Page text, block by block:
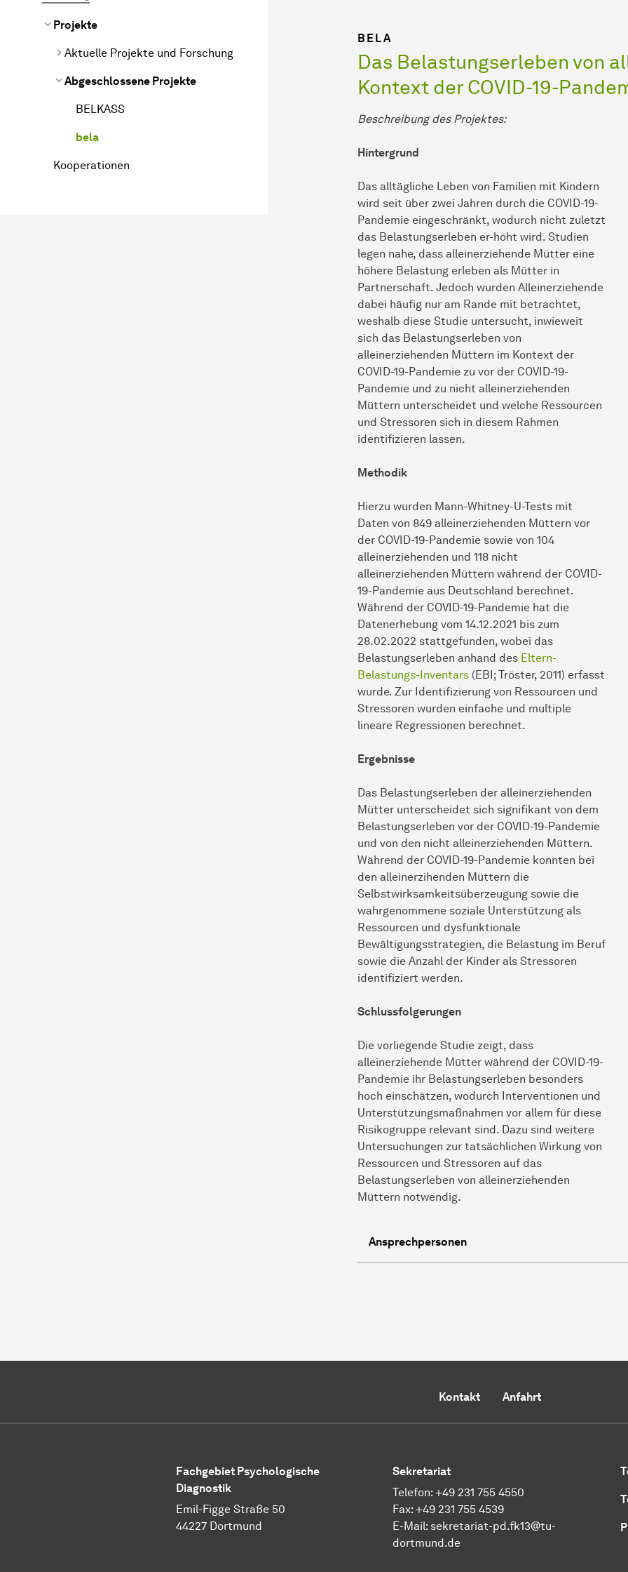
Projekte
Aktuelle Projekte und Forschung
Abgeschlossene Projekte
BELKASS
bela
Kooperationen
BELA
Das Belastungserleben von
Kontext der COVID-19-
Beschreibung des Projektes:
Hintergrund
Das alltägliche Leben von Familien mit Kindern
wird seit über zwei Jahren durch die COVID-19-
Pandemie eingeschränkt, wodurch nicht zuletzt
das Belastungserleben er-höht wird. Studien
legen nahe, dass alleinerziehende Mütter eine
höhere Belastung erleben als Mütter in
Partnerschaft. Jedoch wurden Alleinerziehende
dabei häufig nur am Rande mit betrachtet,
weshalb diese Studie untersucht, inwieweit
sich das Belastungserleben von
alleinerziehenden Müttern im Kontext der
COVID-19-Pandemie zu vor der COVID-19-
Pandemie und zu nicht alleinerziehenden
Müttern unterscheidet und welche Ressourcen
und Stressoren sich in diesem Rahmen
identifizieren lassen.
Methodik
Hierzu wurden Mann-Whitney-U-Tests mit
Daten von 849 alleinerziehenden Müttern vor
der COVID-19-Pandemie sowie von 104
alleinerziehenden und 118 nicht
alleinerziehenden Müttern während der COVID-
19-Pandemie aus Deutschland berechnet.
Während der COVID-19-Pandemie hat die
Datenerhebung vom 14.12.2021 bis zum
28.02.2022 stattgefunden, wobei das
Belastungserleben anhand des Eltern-
Belastungs-Inventars (EBI; Tröster, 2011) erfasst
wurde. Zur Identifizierung von Ressourcen und
Stressoren wurden einfache und multiple
lineare Regressionen berechnet.
Ergebnisse
Das Belastungserleben der alleinerziehenden
Mütter unterscheidet sich signifikant von dem
Belastungserleben vor der COVID-19-Pandemie
und von den nicht alleinerziehenden Müttern.
Während der COVID-19-Pandemie konnten bei
den alleinerzihenden Müttern die
Selbstwirksamkeitsüberzeugung sowie die
wahrgenommene soziale Unterstützung als
Ressourcen und dysfunktionale
Bewältigungsstrategien, die Belastung im Beruf
sowie die Anzahl der Kinder als Stressoren
identifiziert werden.
Schlussfolgerungen
Die vorliegende Studie zeigt, dass
alleinerziehende Mütter während der COVID-19-
Pandemie ihr Belastungserleben besonders
hoch einschätzen, wodurch Interventionen und
Unterstützungsmaßnahmen vor allem für diese
Risikogruppe relevant sind. Dazu sind weitere
Untersuchungen zur tatsächlichen Wirkung von
Ressourcen und Stressoren auf das
Belastungserleben von alleinerziehenden
Müttern notwendig.
Ansprechpersonen
Kontakt Anfahrt
Fachgebiet Psychologische
Diagnostik
Emil-Figge Straße 50
44227 Dortmund
Sekretariat
Telefon: +49 231 755 4550
Fax: +49 231 755 4539
E-Mail: sekretariat-pd.fk13@tu-
dortmund.de